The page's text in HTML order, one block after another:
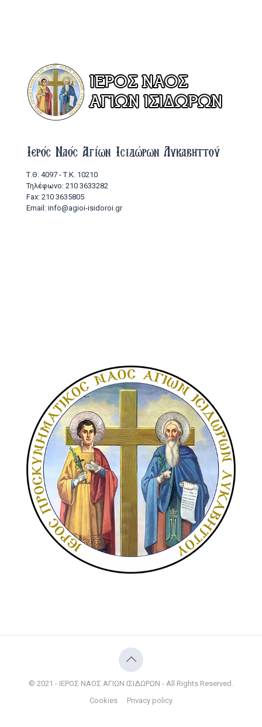
Ιερός Ναός Αγίων Ισιδώρων Λυκαβηττού
Τ.Θ. 4097 - Τ.Κ. 10210
Τηλέφωνο: 210 3633282
Fax: 210 3635805
Email: info@agioi-isidoroi.gr
© 2021 - ΙΕΡΟΣ ΝΑΟΣ ΑΓΙΩΝ ΙΣΙΔΩΡΩΝ - All Rights Reserved.
Cookies
Privacy policy